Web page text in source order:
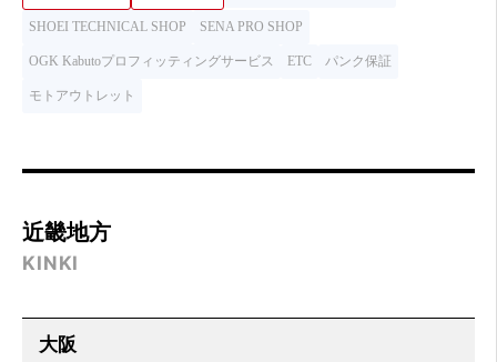
SHOEI TECHNICAL SHOP SENA PRO SHOP
OGK Kabutoプロフィッティングサービス ETC パンク保証
モトアウトレット
近畿地方
KINKI